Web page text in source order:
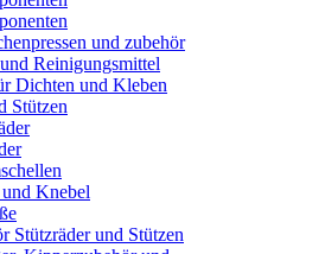
und zubehör
Reinigungsmittel
Dichten und Kleben
Stützen
Knebel
Stützräder und Stützen